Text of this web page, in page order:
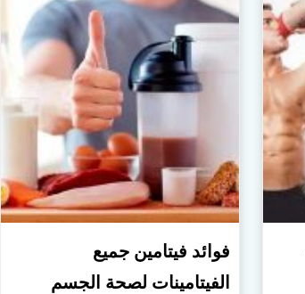
فوائد فيتامين جميع
الفيتامينات لصحة الجسم